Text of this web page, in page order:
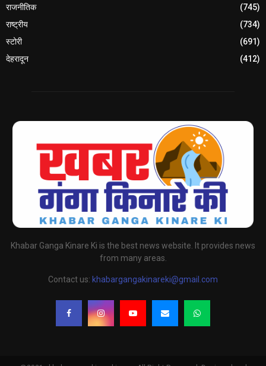
राजनीतिक
(745)
राष्ट्रीय
(734)
स्टोरी
(691)
देहरादून
(412)
Khabar Ganga Kinare Ki is the best news website. It provides news
from many areas.
Contact us: khabargangakinareki@gmail.com